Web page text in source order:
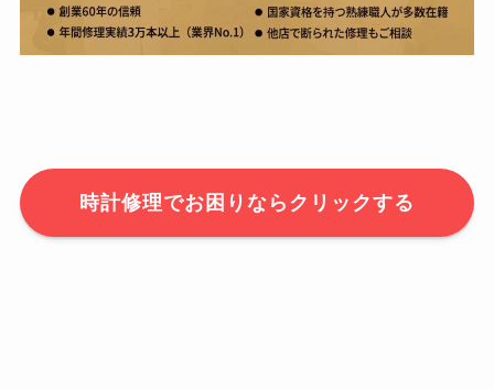
時計修理でお困りならクリックする